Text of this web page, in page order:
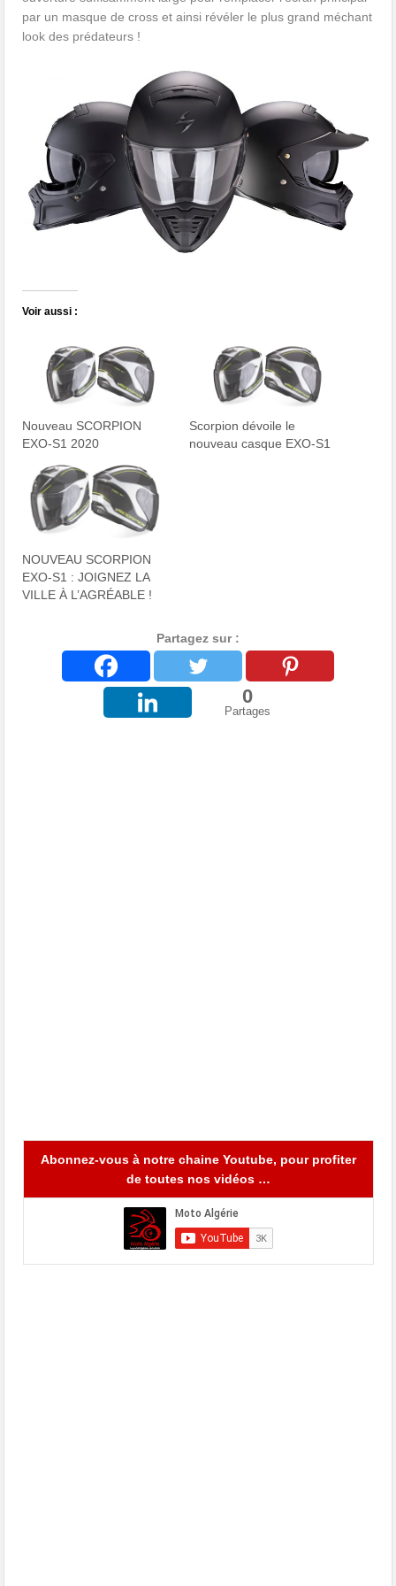
par un masque de cross et ainsi révéler le plus grand méchant
look des prédateurs !
Voir aussi :
Nouveau SCORPION
EXO-S1 2020
Scorpion dévoile le
nouveau casque EXO-S1
NOUVEAU SCORPION
EXO-S1 : JOIGNEZ LA
VILLE À L’AGRÉABLE !
Partagez sur :
0
Partages
Abonnez-vous à notre chaine Youtube, pour profiter
de toutes nos vidéos …